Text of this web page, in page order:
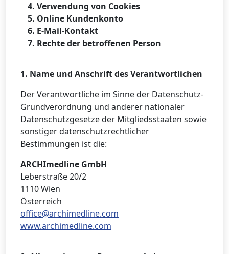
Verwendung von Cookies
Online Kundenkonto
E-Mail-Kontakt
Rechte der betroffenen Person
1. Name und Anschrift des Verantwortlichen
Der Verantwortliche im Sinne der Datenschutz-
Grundverordnung und anderer nationaler
Datenschutzgesetze der Mitgliedsstaaten sowie
sonstiger datenschutzrechtlicher
Bestimmungen ist die:
ARCHImedline GmbH
Leberstraße 20/2
1110 Wien
Österreich
office@archimedline.com
www.archimedline.com